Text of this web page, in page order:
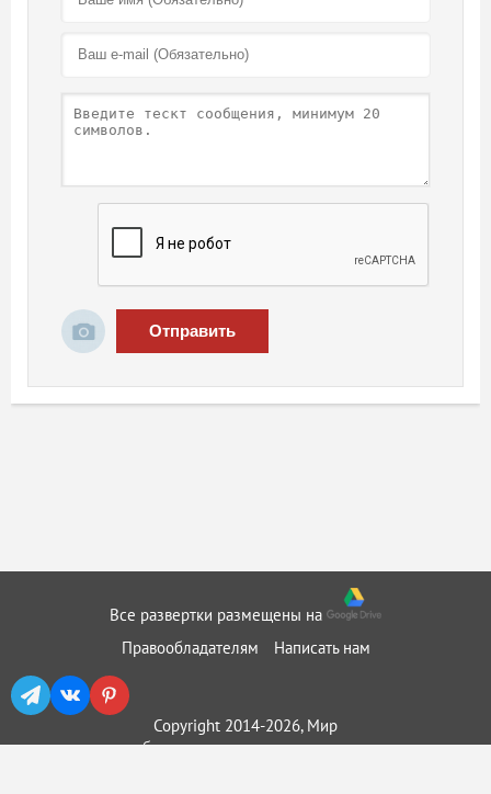
Отправить
Все развертки размещены на
Правообладателям
Написать нам
Copyright 2014-2026, Мир
бумажного моделирования ::